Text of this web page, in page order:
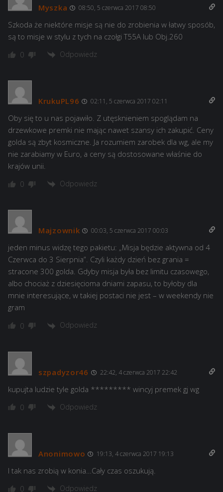
Myszka 08:50, 5 czerwca 2017 08:50
Szkoda że niektóre misje są nie do zrobienia w łatwy sposób,
są to misje w stylu z tych na czołgi T55A lub Obj.260
0 Odpowiedz
KrukuPL96 02:11, 5 czerwca 2017 02:11
Oby się to u nas pojawiło. Z utęsknieniem spoglądam na
drzewkowe premki nie mając nawet szansy ich zakupić. Ceny
golda są zbyt kosmiczne. Ja rozumiem zarobek dla wg, ale my
nie zarabiamy w Euro, a ceny są dostosowane właśnie do
krajów unii.
0 Odpowiedz
Majzownik 00:03, 5 czerwca 2017 00:03
jeden minus widzę tego pakietu: „Misja będzie aktywna od 4
Czerwca do 3 Sierpnia”. Czyli każdy dzień bez grania =
stracone 300 golda. Gdyby misja była bez limitu czasowego,
albo chociaż z dziesięcioma dniami zapasu, to byłoby dla
mnie interesujące, w takiej postaci nie jest – w weekendy nie
gram
0 Odpowiedz
szpadyzor46 22:42, 4 czerwca 2017 22:42
kupujta ludzie tyle golda ********* wincyj premek gj wg
0 Odpowiedz
Anonimowo 19:13, 4 czerwca 2017 19:13
I tak nas zrobią w konia…Cały czas oszukują.
0 Odpowiedz